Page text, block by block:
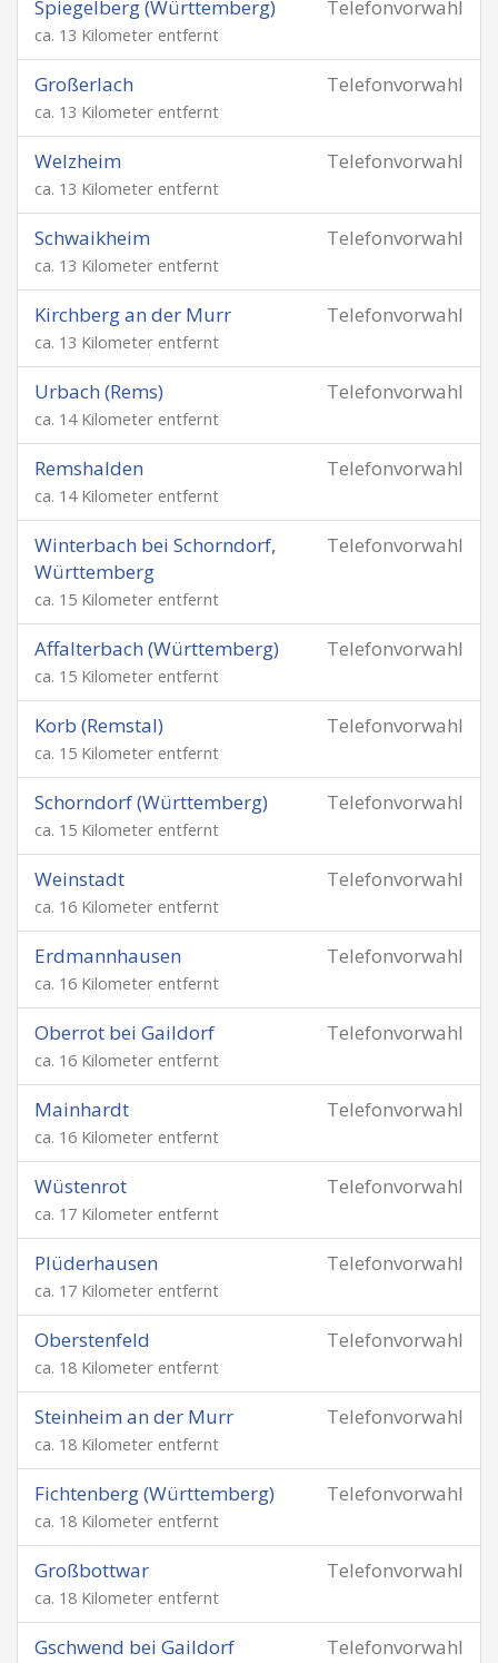
Telefonvorwahl
Spiegelberg (Württemberg)
ca. 13 Kilometer entfernt
Telefonvorwahl
Großerlach
ca. 13 Kilometer entfernt
Telefonvorwahl
Welzheim
ca. 13 Kilometer entfernt
Telefonvorwahl
Schwaikheim
ca. 13 Kilometer entfernt
Telefonvorwahl
Kirchberg an der Murr
ca. 13 Kilometer entfernt
Telefonvorwahl
Urbach (Rems)
ca. 14 Kilometer entfernt
Telefonvorwahl
Remshalden
ca. 14 Kilometer entfernt
Telefonvorwahl
Winterbach bei Schorndorf,
Württemberg
ca. 15 Kilometer entfernt
Telefonvorwahl
Affalterbach (Württemberg)
ca. 15 Kilometer entfernt
Telefonvorwahl
Korb (Remstal)
ca. 15 Kilometer entfernt
Telefonvorwahl
Schorndorf (Württemberg)
ca. 15 Kilometer entfernt
Telefonvorwahl
Weinstadt
ca. 16 Kilometer entfernt
Telefonvorwahl
Erdmannhausen
ca. 16 Kilometer entfernt
Telefonvorwahl
Oberrot bei Gaildorf
ca. 16 Kilometer entfernt
Telefonvorwahl
Mainhardt
ca. 16 Kilometer entfernt
Telefonvorwahl
Wüstenrot
ca. 17 Kilometer entfernt
Telefonvorwahl
Plüderhausen
ca. 17 Kilometer entfernt
Telefonvorwahl
Oberstenfeld
ca. 18 Kilometer entfernt
Telefonvorwahl
Steinheim an der Murr
ca. 18 Kilometer entfernt
Telefonvorwahl
Fichtenberg (Württemberg)
ca. 18 Kilometer entfernt
Telefonvorwahl
Großbottwar
ca. 18 Kilometer entfernt
Telefonvorwahl
Gschwend bei Gaildorf